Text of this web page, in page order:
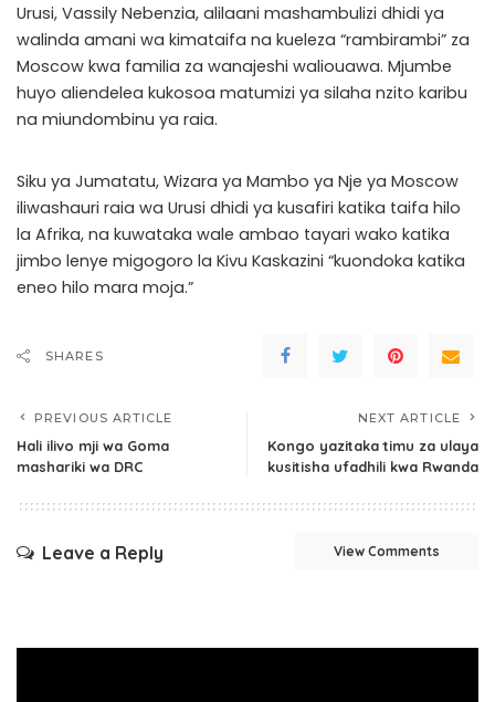
Urusi, Vassily Nebenzia, alilaani mashambulizi dhidi ya
walinda amani wa kimataifa na kueleza “rambirambi” za
Moscow kwa familia za wanajeshi waliouawa. Mjumbe
huyo aliendelea kukosoa matumizi ya silaha nzito karibu
na miundombinu ya raia.
Siku ya Jumatatu, Wizara ya Mambo ya Nje ya Moscow
iliwashauri raia wa Urusi dhidi ya kusafiri katika taifa hilo
la Afrika, na kuwataka wale ambao tayari wako katika
jimbo lenye migogoro la Kivu Kaskazini “kuondoka katika
eneo hilo mara moja.”
SHARES
PREVIOUS ARTICLE
Hali ilivo mji wa Goma
mashariki wa DRC
NEXT ARTICLE
Kongo yazitaka timu za ulaya
kusitisha ufadhili kwa Rwanda
Leave a Reply View Comments